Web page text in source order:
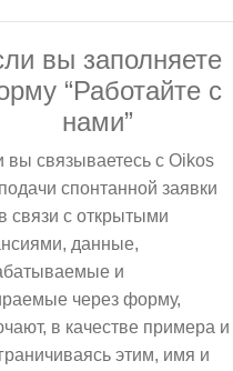
вы заполняете
“Работайте с
нами”
вы связываетесь с Oikos
спонтанной заявки
связи с открытыми
данные,
и
через форму,
в качестве примера и
этим, имя и